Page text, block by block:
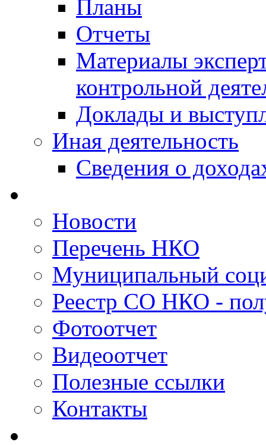
Планы
Отчеты
Материалы
контрольной
Доклады и
Иная деятельность
Сведения о
Новости
Перечень НКО
Муниципальный
Реестр СО НКО -
Фотоотчет
Видеоотчет
Полезные ссылки
Контакты